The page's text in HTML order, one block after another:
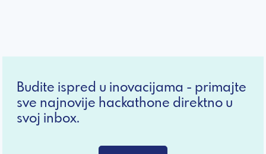
Budite ispred u inovacijama - primajte
sve najnovije hackathone direktno u
svoj inbox.